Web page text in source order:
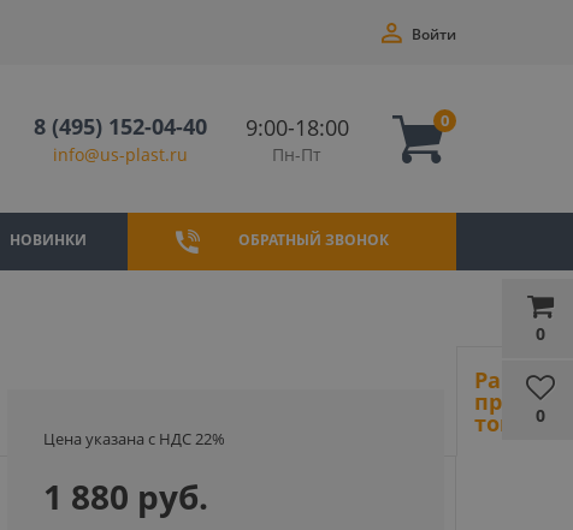
0
0
Войти
8 (495) 152-04-40
info@us-plast.ru
9:00-18:00
Пн-Пт
0
НОВИНКИ ОБРАТНЫЙ ЗВОНОК
Цена указана с НДС 22%
1 880 руб.
Ранее
товары